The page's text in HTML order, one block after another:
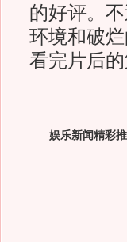
的好评。
环境和破
看完片后